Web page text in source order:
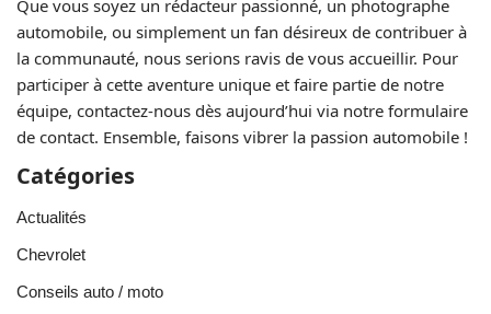
Que vous soyez un rédacteur passionné, un photographe
automobile, ou simplement un fan désireux de contribuer à
la communauté, nous serions ravis de vous accueillir. Pour
participer à cette aventure unique et faire partie de notre
équipe, contactez-nous dès aujourd’hui via notre formulaire
de contact. Ensemble, faisons vibrer la passion automobile !
Catégories
Actualités
Chevrolet
Conseils auto / moto